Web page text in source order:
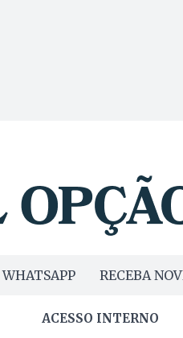
RECEBA
ACESSO INTERNO